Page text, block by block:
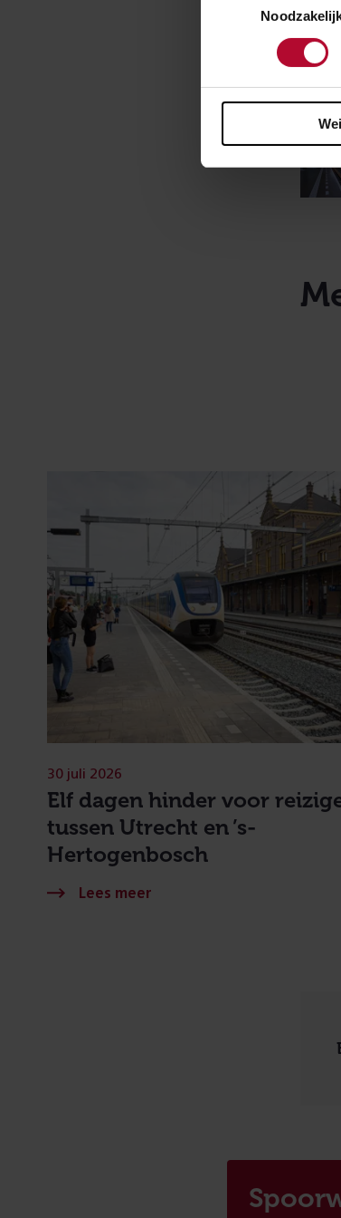
Elf dagen hinder voor
tussen Utrecht en ’s-
Hertogenbosch
30 juli 2026